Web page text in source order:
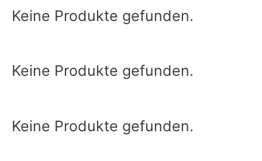
Keine Produkte gefunden.
Keine Produkte gefunden.
Keine Produkte gefunden.